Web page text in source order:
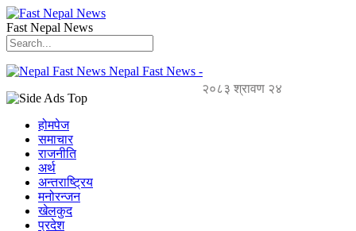
Fast Nepal News
Nepal Fast News -
२०८३ श्रावण २४
होमपेज
समाचार
राजनीति
अर्थ
अन्तराष्ट्रिय
मनोरन्जन
खेलकुद
प्रदेश